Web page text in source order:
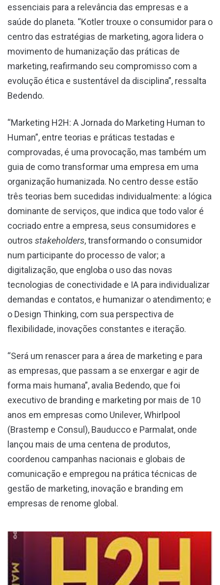
essenciais para a relevância das empresas e a
saúde do planeta. “Kotler trouxe o consumidor para o
centro das estratégias de marketing, agora lidera o
movimento de humanização das práticas de
marketing, reafirmando seu compromisso com a
evolução ética e sustentável da disciplina”, ressalta
Bedendo.
“Marketing H2H: A Jornada do Marketing Human to
Human”, entre teorias e práticas testadas e
comprovadas, é uma provocação, mas também um
guia de como transformar uma empresa em uma
organização humanizada. No centro desse estão
três teorias bem sucedidas individualmente: a lógica
dominante de serviços, que indica que todo valor é
cocriado entre a empresa, seus consumidores e
outros stakeholders, transformando o consumidor
num participante do processo de valor; a
digitalização, que engloba o uso das novas
tecnologias de conectividade e IA para individualizar
demandas e contatos, e humanizar o atendimento; e
o Design Thinking, com sua perspectiva de
flexibilidade, inovações constantes e iteração.
“Será um renascer para a área de marketing e para
as empresas, que passam a se enxergar e agir de
forma mais humana”, avalia Bedendo, que foi
executivo de branding e marketing por mais de 10
anos em empresas como Unilever, Whirlpool
(Brastemp e Consul), Bauducco e Parmalat, onde
lançou mais de uma centena de produtos,
coordenou campanhas nacionais e globais de
comunicação e empregou na prática técnicas de
gestão de marketing, inovação e branding em
empresas de renome global.